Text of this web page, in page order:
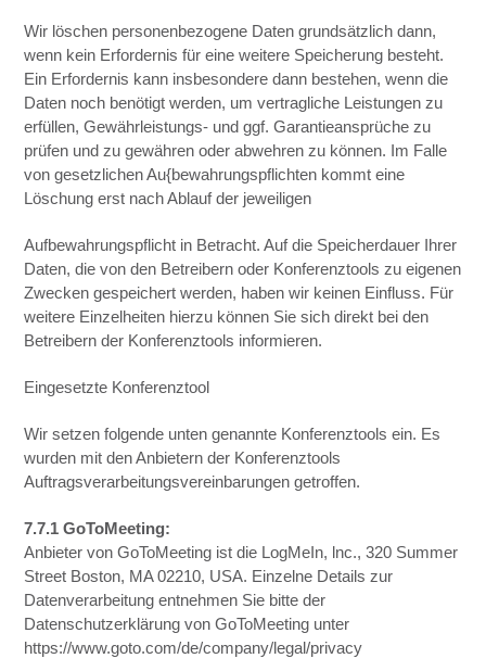
Wir löschen personenbezogene Daten grundsätzlich dann,
wenn kein Erfordernis für eine weitere Speicherung besteht.
Ein Erfordernis kann insbesondere dann bestehen, wenn die
Daten noch benötigt werden, um vertragliche Leistungen zu
erfüllen, Gewährleistungs- und ggf. Garantieansprüche zu
prüfen und zu gewähren oder abwehren zu können. Im Falle
von gesetzlichen Au{bewahrungspflichten kommt eine
Löschung erst nach Ablauf der jeweiligen
Aufbewahrungspflicht in Betracht. Auf die Speicherdauer Ihrer
Daten, die von den Betreibern oder Konferenztools zu eigenen
Zwecken gespeichert werden, haben wir keinen Einfluss. Für
weitere Einzelheiten hierzu können Sie sich direkt bei den
Betreibern der Konferenztools informieren.
Eingesetzte Konferenztool
Wir setzen folgende unten genannte Konferenztools ein. Es
wurden mit den Anbietern der Konferenztools
Auftragsverarbeitungsvereinbarungen getroffen.
7.7.1 GoToMeeting:
Anbieter von GoToMeeting ist die LogMeIn, lnc., 320 Summer
Street Boston, MA 02210, USA. Einzelne Details zur
Datenverarbeitung entnehmen Sie bitte der
Datenschutzerklärung von GoToMeeting unter
https://www.goto.com/de/company/legal/privacy